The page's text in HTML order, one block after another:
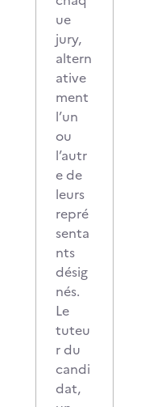
ue
jury,
altern
ative
ment
l’un
ou
l’autr
e de
leurs
repré
senta
nts
désig
nés.
Le
tuteu
r du
candi
dat,